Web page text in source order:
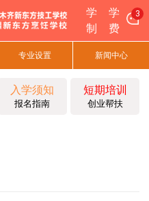
学
制
学
费
3
专业设置 新闻中心
入学须知
报名指南
短期培训
创业帮扶